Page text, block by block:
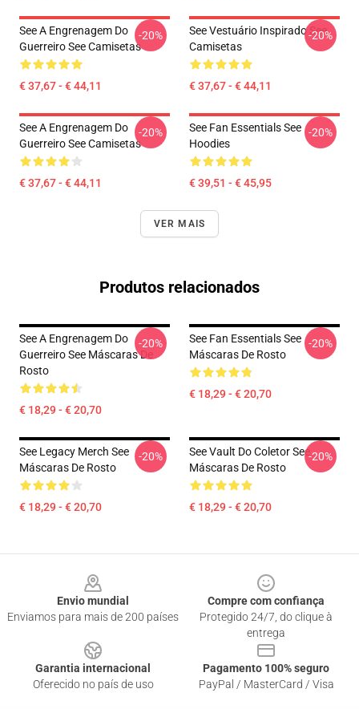
See A Engrenagem Do
Guerreiro See Camisetas
€ 37,67 - € 44,11
-20%
See Vestuário Inspirado See
Camisetas
€ 37,67 - € 44,11
-20%
See A Engrenagem Do
Guerreiro See Camisetas
€ 37,67 - € 44,11
-20%
See Fan Essentials See
Hoodies
€ 39,51 - € 45,95
-20%
VER MAIS
Produtos relacionados
See A Engrenagem Do
Guerreiro See Máscaras De
Rosto
€ 18,29 - € 20,70
-20%
See Fan Essentials See
Máscaras De Rosto
€ 18,29 - € 20,70
-20%
See Legacy Merch See
Máscaras De Rosto
€ 18,29 - € 20,70
-20%
See Vault Do Coletor See
Máscaras De Rosto
€ 18,29 - € 20,70
-20%
Envio mundial
Enviamos para mais de 200 países
Compre com confiança
Protegido 24/7, do clique à
entrega
Garantia internacional
Oferecido no país de uso
Pagamento 100% seguro
PayPal / MasterCard / Visa